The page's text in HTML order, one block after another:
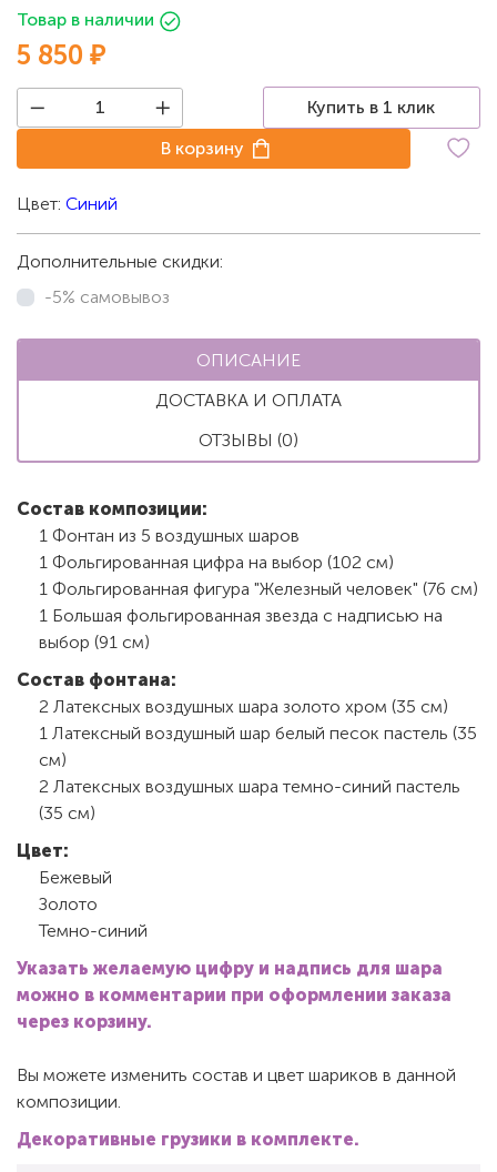
Товар в наличии
5 850 ₽
Купить в 1 клик
В корзину
Цвет: Синий
Дополнительные скидки:
-5% самовывоз
ОПИСАНИЕ
ДОСТАВКА И ОПЛАТА
ОТЗЫВЫ (0)
Состав композиции:
1 Фонтан из 5 воздушных шаров
1 Фольгированная цифра на выбор (102 см)
1 Фольгированная фигура "Железный человек" (76 см)
1 Большая фольгированная звезда с надписью на
выбор (91 см)
Состав фонтана:
2 Латексных воздушных шара золото хром (35 см)
1 Латексный воздушный шар белый песок пастель (35
см)
2 Латексных воздушных шара темно-синий пастель
(35 см)
Цвет:
Бежевый
Золото
Темно-синий
Указать желаемую цифру и надпись для шара
можно в комментарии при оформлении заказа
через корзину.
Вы можете изменить состав и цвет шариков в данной
композиции.
Декоративные грузики в комплекте.